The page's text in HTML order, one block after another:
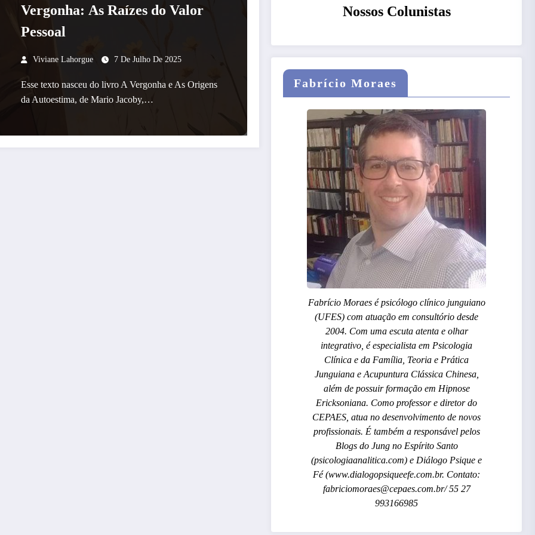
Vergonha: As Raízes do Valor
Pessoal
Viviane Lahorgue 7 De Julho De 2025
Esse texto nasceu do livro A Vergonha e As Origens
da Autoestima, de Mario Jacoby,…
Nossos Colunistas
Fabrício Moraes
Fabrício Moraes é psicólogo clínico junguiano
(UFES) com atuação em consultório desde
2004. Com uma escuta atenta e olhar
integrativo, é especialista em Psicologia
Clínica e da Família, Teoria e Prática
Junguiana e Acupuntura Clássica Chinesa,
além de possuir formação em Hipnose
Ericksoniana. Como professor e diretor do
CEPAES, atua no desenvolvimento de novos
profissionais. É também a responsável pelos
Blogs do Jung no Espírito Santo
(psicologiaanalitica.com) e Diálogo Psique e
Fé (www.dialogopsiqueefe.com.br. Contato:
fabriciomoraes@cepaes.com.br/ 55 27
993166985